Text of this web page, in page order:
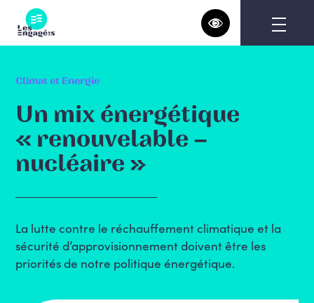
content
Climat et Energie
Un mix énergétique
« renouvelable –
nucléaire »
La lutte contre le réchauffement climatique et la
sécurité d’approvisionnement doivent être les
priorités de notre politique énergétique.